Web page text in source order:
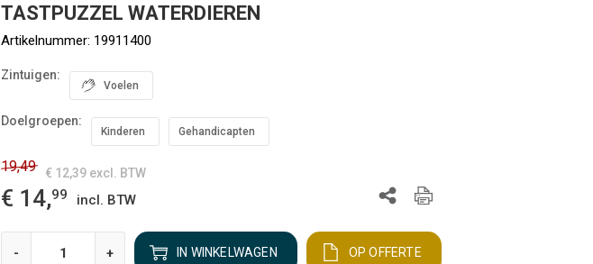
TASTPUZZEL WATERDIEREN
Artikelnummer: 19911400
Zintuigen:
Voelen
Doelgroepen:
Kinderen Gehandicapten
19,49 € 12,39 excl. BTW
€ 14,99 incl. BTW
- + IN WINKELWAGEN OP OFFERTE